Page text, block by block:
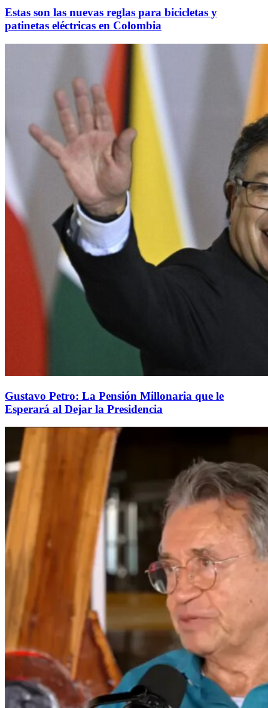
Estas son las nuevas reglas para bicicletas y
patinetas eléctricas en Colombia
Gustavo Petro: La Pensión Millonaria que le
Esperará al Dejar la Presidencia